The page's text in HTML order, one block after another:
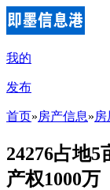
我的
发布
首页»房产信息»房
24276占地
产权1000万